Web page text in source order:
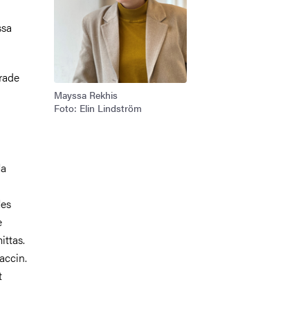
Mayssa Rekhis
Foto: Elin Lindström